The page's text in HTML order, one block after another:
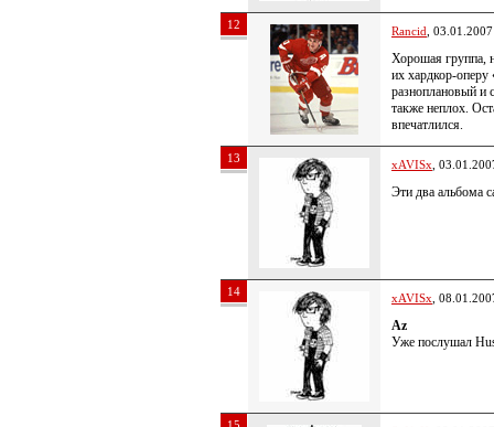
12 Rancid ,
Хорошая группа,
их хардкор-
разноплановый и
также неплох.
впечатлился.
13 xAVISx ,
Эти два альбома
14 xAVISx ,
Az
Уже послушал